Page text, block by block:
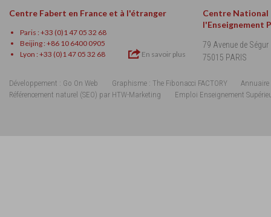
Centre Fabert en France et à l'étranger
Paris : +33 (0)1 47 05 32 68
Beijing : +86 10 6400 0905
Lyon : +33 (0)1 47 05 32 68
En savoir plus
Centre National
l'Enseignement
79 Avenue de Ségur
75015 PARIS
Développement : Go On Web Graphisme : The Fibonacci FACTORY
Annuaire
Référencement naturel (SEO) par HTW-Marketing
Emploi Enseignement